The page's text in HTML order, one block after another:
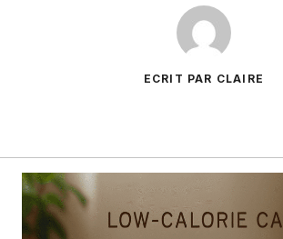
ECRIT PAR CLAIRE